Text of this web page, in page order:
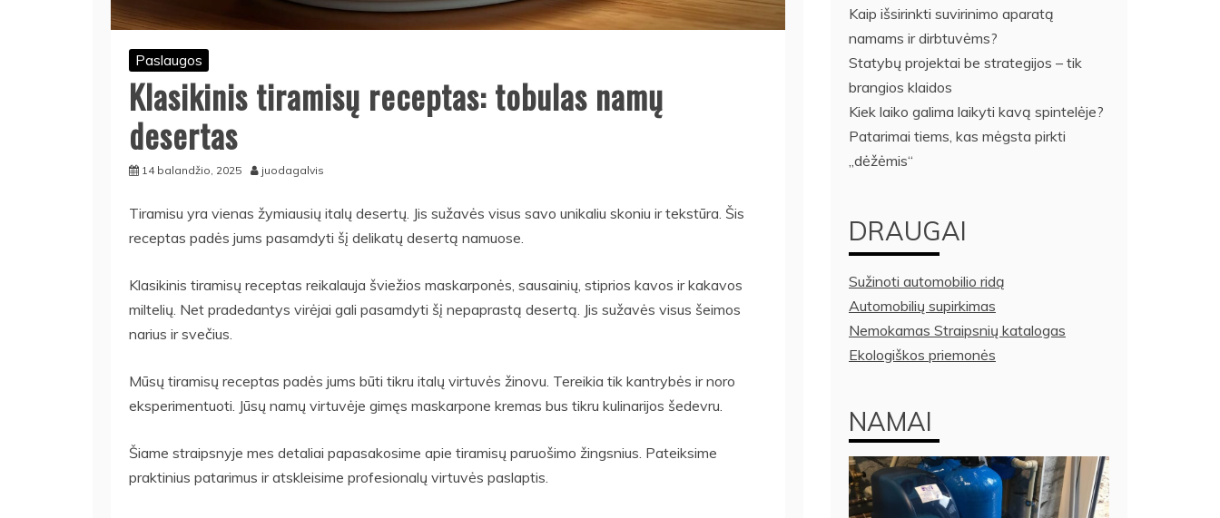
Paslaugos
Klasikinis tiramisų receptas: tobulas namų
desertas
14 balandžio, 2025 juodagalvis
Tiramisu yra vienas žymiausių italų desertų. Jis sužavės visus savo unikaliu skoniu ir tekstūra. Šis
receptas padės jums pasamdyti šį delikatų desertą namuose.
Klasikinis tiramisų receptas reikalauja šviežios maskarponės, sausainių, stiprios kavos ir kakavos
miltelių. Net pradedantys virėjai gali pasamdyti šį nepaprastą desertą. Jis sužavės visus šeimos
narius ir svečius.
Mūsų tiramisų receptas padės jums būti tikru italų virtuvės žinovu. Tereikia tik kantrybės ir noro
eksperimentuoti. Jūsų namų virtuvėje gimęs maskarpone kremas bus tikru kulinarijos šedevru.
Šiame straipsnyje mes detaliai papasakosime apie tiramisų paruošimo žingsnius. Pateiksime
praktinius patarimus ir atskleisime profesionalų virtuvės paslaptis.
Kaip išsirinkti suvirinimo aparatą
namams ir dirbtuvėms?
Statybų projektai be strategijos – tik
brangios klaidos
Kiek laiko galima laikyti kavą spintelėje?
Patarimai tiems, kas mėgsta pirkti
„dėžėmis“
DRAUGAI
Sužinoti automobilio ridą
Automobilių supirkimas
Nemokamas Straipsnių katalogas
Ekologiškos priemonės
NAMAI